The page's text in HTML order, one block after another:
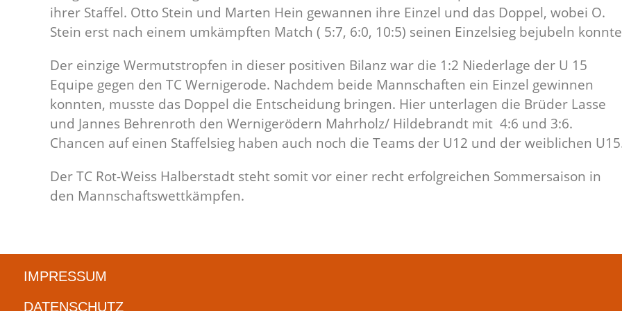
ihrer Staffel. Otto Stein und Marten Hein gewannen ihre Einzel und das Doppel, wobei O.
Stein erst nach einem umkämpften Match ( 5:7, 6:0, 10:5) seinen Einzelsieg bejubeln konnte
Der einzige Wermutstropfen in dieser positiven Bilanz war die 1:2 Niederlage der U 15
Equipe gegen den TC Wernigerode. Nachdem beide Mannschaften ein Einzel gewinnen
konnten, musste das Doppel die Entscheidung bringen. Hier unterlagen die Brüder Lasse
und Jannes Behrenroth den Wernigerödern Mahrholz/ Hildebrandt mit 4:6 und 3:6.
Chancen auf einen Staffelsieg haben auch noch die Teams der U12 und der weiblichen
Der TC Rot-Weiss Halberstadt steht somit vor einer recht erfolgreichen Sommersaison in
den Mannschaftswettkämpfen.
IMPRESSUM
DATENSCHUTZ